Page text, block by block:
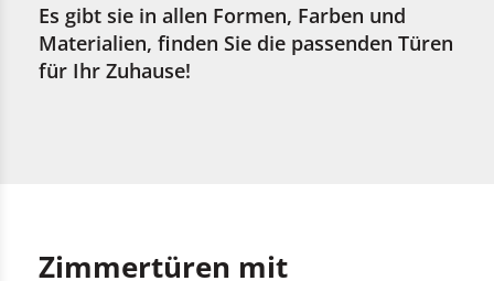
Sonnenschutz & Überdachungen
Fassaden & Terrassen
Es gibt sie in allen Formen, Farben und
Materialien, finden Sie die passenden Türen
für Ihr Zuhause!
Zimmertüren mit